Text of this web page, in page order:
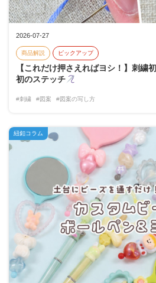
2026-07-27
商品解説 ピックアップ
【これだけ押さえればヨシ！】刺繍
初のステッチ
#刺繍 #図案 #図案の写し方
紐釦コラム